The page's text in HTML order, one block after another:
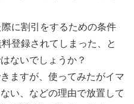
に割引をするための条件
登録されてしまった、と
ないでしょうか？
ますが、使ってみたがイマ
い、などの理由で放置して